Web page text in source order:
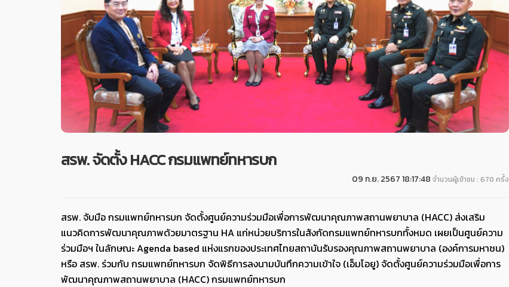
สรพ. จัดตั้ง HACC กรมแพทย์ทหารบก
09 ก.ย. 2567 18:17:48 จำนวนผู้เข้าชม : 670 ครั้ง
สรพ. จับมือ กรมแพทย์ทหารบก จัดตั้งศูนย์ความร่วมมือเพื่อการพัฒนาคุณภาพสถานพยาบาล (HACC) ส่งเสริม
แนวคิดการพัฒนาคุณภาพด้วยมาตรฐาน HA แก่หน่วยบริการในสังกัดกรมแพทย์ทหารบกทั้งหมด เผยเป็นศูนย์ความ
ร่วมมือฯ ในลักษณะ Agenda based แห่งแรกของประเทศไทยสถาบันรับรองคุณภาพสถานพยาบาล (องค์การมหาชน)
หรือ สรพ. ร่วมกับ กรมแพทย์ทหารบก จัดพิธีการลงนามบันทึกความเข้าใจ (เอ็มโอยู) จัดตั้งศูนย์ความร่วมมือเพื่อการ
พัฒนาคุณภาพสถานพยาบาล (HACC) กรมแพทย์ทหารบก